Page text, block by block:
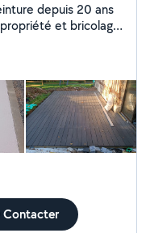
depuis 20 ans
et bricolage
Contacter